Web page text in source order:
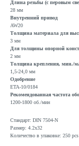
Длина резьбы (с перовым
28 мм
Внутренний привод
AW20
Толщина материала для
3 мм
Для толщины опорной
2 мм
Толщина крепления, мин./
1,5-24,0 мм
Одобрение
ETA-10/0184
Рекомендованная частота
1200-1800 об./мин
Стандарт: DIN 7504-N
Размер: 4.2x32
Количество в упаковке: 250 pcs